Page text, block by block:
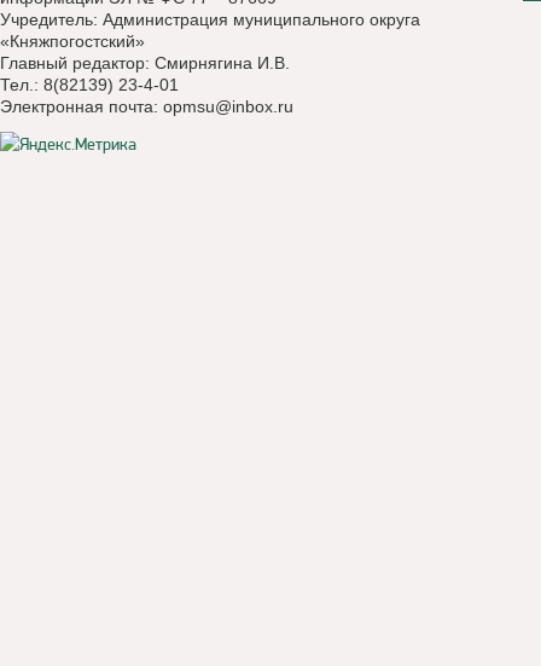
Учредитель: Администрация муниципального округа
«Княжпогостский»
Главный редактор: Смирнягина И.В.
Тел.: 8(82139) 23-4-01
Электронная почта: opmsu@inbox.ru